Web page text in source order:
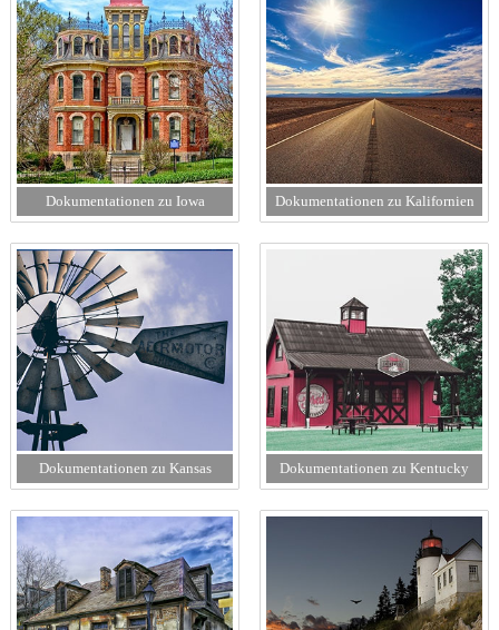
Dokumentationen zu Iowa Dokumentationen zu Kalifornien
Dokumentationen zu Kansas Dokumentationen zu Kentucky